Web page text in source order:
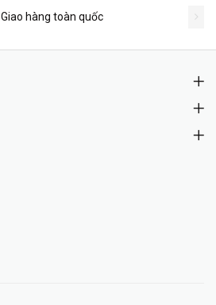
Giao hàng toàn quốc